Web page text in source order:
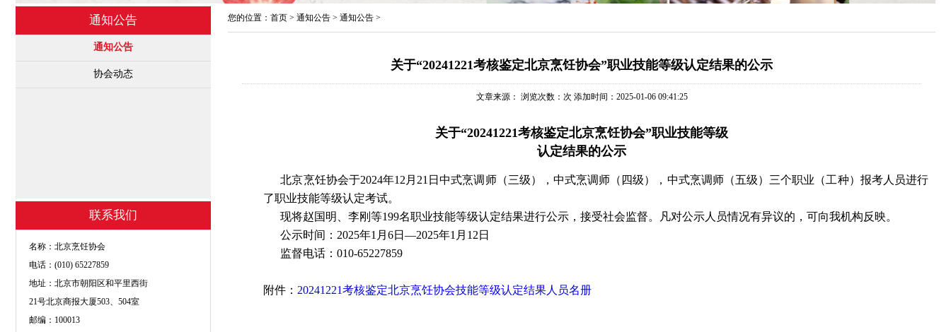
通知公告
通知公告
协会动态
联系我们
名称：北京烹饪协会
电话：(010) 65227859
地址：北京市朝阳区和平里西街
21号北京商报大厦503、504室
邮编：100013
您的位置： 首页 > 通知公告 > 通知公告 >
关于“20241221考核鉴定北京烹饪协会”职业技能等级认定结果的公示
文章来源： 浏览次数： 次 添加时间：2025-01-06 09:41:25
关于“20241221考核鉴定北京烹饪协会”职业技能等级
认定结果的公示
北京烹饪协会于2024年12月21日中式烹调师（三级），中式烹调师（四级），中式烹调师（五级）三个职业（工种）报考人员进行
了职业技能等级认定考试。
现将赵国明、李刚等199名职业技能等级认定结果进行公示，接受社会监督。凡对公示人员情况有异议的，可向我机构反映。
公示时间：2025年1月6日—2025年1月12日
监督电话：010-65227859
附件： 20241221考核鉴定北京烹饪协会技能等级认定结果人员名册